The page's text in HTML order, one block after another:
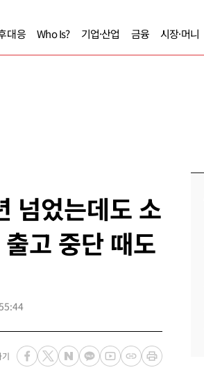
대응 Who Is? 기업·산업 금융 시장·머니
넘었는데도 소
고 중단 때도